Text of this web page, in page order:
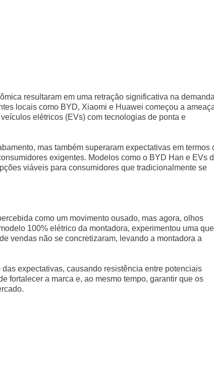
resultaram em uma retração significativa na demanda
locais como BYD, Xiaomi e Huawei começou a
elétricos (EVs) com tecnologias de ponta e
mas também superaram expectativas em termos
exigentes. Modelos como o BYD Han e EVs
viáveis para consumidores que tradicionalmente se
como um movimento ousado, mas agora, olhos
100% elétrico da montadora, experimentou uma
vendas não se concretizaram, levando a montadora a
expectativas, causando resistência entre potenciais
fortalecer a marca e, ao mesmo tempo, garantir que os